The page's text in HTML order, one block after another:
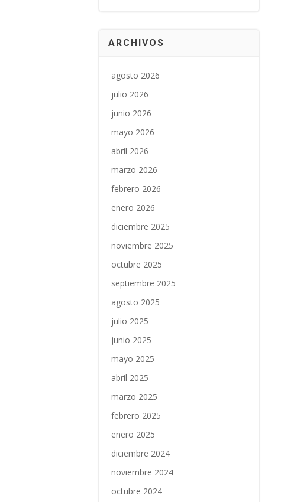
ARCHIVOS
agosto 2026
julio 2026
junio 2026
mayo 2026
abril 2026
marzo 2026
febrero 2026
enero 2026
diciembre 2025
noviembre 2025
octubre 2025
septiembre 2025
agosto 2025
julio 2025
junio 2025
mayo 2025
abril 2025
marzo 2025
febrero 2025
enero 2025
diciembre 2024
noviembre 2024
octubre 2024